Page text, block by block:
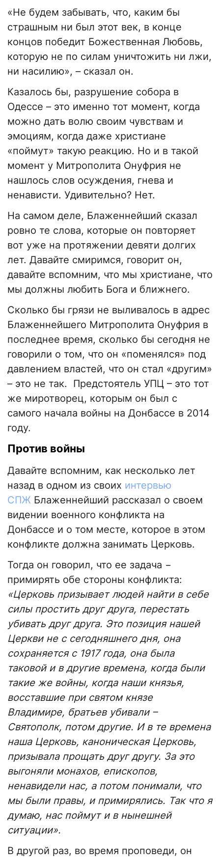
«Не будем забывать, что, каким бы
страшным ни был этот век, в конце
концов победит Божественная Любовь,
которую не по силам уничтожить ни лжи,
ни насилию», – сказал он.
Казалось бы, разрушение собора в
Одессе – это именно тот момент, когда
можно дать волю своим чувствам и
эмоциям, когда даже христиане
«поймут» такую реакцию. Но и в такой
момент у Митрополита Онуфрия не
нашлось слов осуждения, гнева и
ненависти. Удивительно? Нет.
На самом деле, Блаженнейший сказал
ровно те слова, которые он повторяет
вот уже на протяжении девяти долгих
лет. Давайте смиримся, говорит он,
давайте вспомним, что мы христиане, что
мы должны любить Бога и ближнего.
Сколько бы грязи не выливалось в адрес
Блаженнейшего Митрополита Онуфрия в
последнее время, сколько бы сегодня не
говорили о том, что он «поменялся» под
давлением властей, что он стал «другим»
– это не так. Предстоятель УПЦ – это тот
же миротворец, которым он был с
самого начала войны на Донбассе в 2014
году.
Против войны
Давайте вспомним, как несколько лет
назад в одном из своих интервью
СПЖ Блаженнейший рассказал о своем
видении военного конфликта на
Донбассе и о том месте, которое в этом
конфликте должна занимать Церковь.
Тогда он говорил, что ее задача −
примирять обе стороны конфликта:
«Церковь призывает людей найти в себе
силы простить друг друга, перестать
убивать друг друга. Это позиция нашей
Церкви не с сегодняшнего дня, она
сохраняется с 1917 года, она была
таковой и в другие времена, когда были
такие же войны, когда наши князья,
восставшие при святом князе
Владимире, братьев убивали –
Святополк, потом другие. И в те времена
наша Церковь, каноническая Церковь,
призывала прощать друг другу. За это
выгоняли монахов, епископов,
ненавидели нас, а потом понимали, что
мы были правы, и примирялись. Так что я
думаю, нас поймут и в нынешней
ситуации».
В другой раз, во время проповеди, он